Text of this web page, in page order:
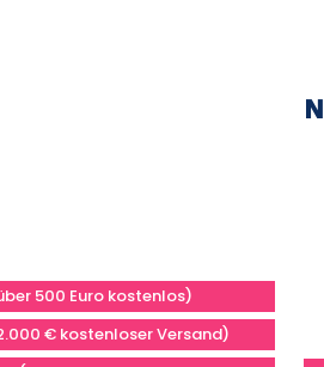
500 Euro kostenlos)
€ kostenloser Versand)